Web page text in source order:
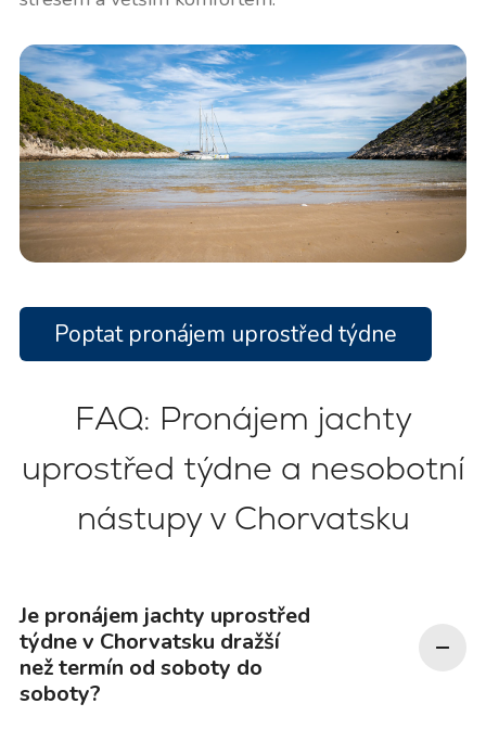
Poptat pronájem uprostřed týdne
FAQ: Pronájem jachty
uprostřed týdne a nesobotní
nástupy v Chorvatsku
Je pronájem jachty uprostřed
týdne v Chorvatsku dražší
než termín od soboty do
soboty?